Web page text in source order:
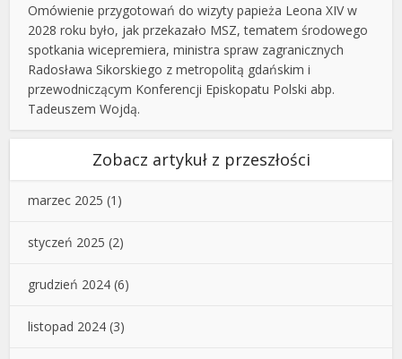
Omówienie przygotowań do wizyty papieża Leona XIV w
2028 roku było, jak przekazało MSZ, tematem środowego
spotkania wicepremiera, ministra spraw zagranicznych
Radosława Sikorskiego z metropolitą gdańskim i
przewodniczącym Konferencji Episkopatu Polski abp.
Tadeuszem Wojdą.
Zobacz artykuł z przeszłości
marzec 2025 (1)
styczeń 2025 (2)
grudzień 2024 (6)
listopad 2024 (3)